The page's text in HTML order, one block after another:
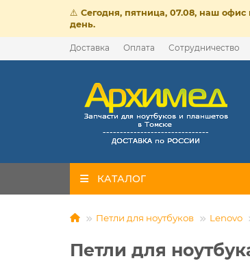
⚠️ Сегодня, пятница, 07.08, наш
день.
Доставка Оплата Сотрудничество
КАТАЛОГ
Петли для ноутбуков Lenovo
Петли для